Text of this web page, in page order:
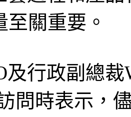
關重要。
及行政副總裁
問時表示，